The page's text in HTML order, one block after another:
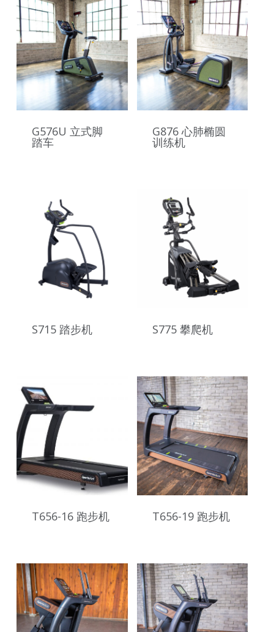
G576U 立式脚
踏车
G876 心肺椭圆
训练机
S715 踏步机 S775 攀爬机
T656-16 跑步机 T656-19 跑步机